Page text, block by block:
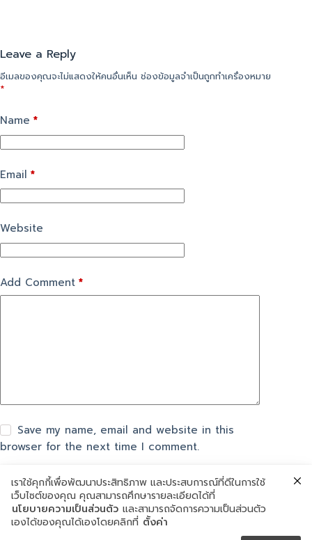
Leave a Reply
อีเมลของคุณจะไม่แสดงให้คนอื่นเห็น ช่องข้อมูลจำเป็นถูกทำเครื่องหมาย
*
Name *
Email *
Website
Add Comment *
Save my name, email and website in this
browser for the next time I comment.
แสดงความเห็น
เราใช้คุกกี้เพื่อพัฒนาประสิทธิภาพ และประสบการณ์ที่ดีในการใช้
เว็บไซต์ของคุณ คุณสามารถศึกษารายละเอียดได้ที่
นโยบายความเป็นส่วนตัว และสามารถจัดการความเป็นส่วนตัว
เองได้ของคุณได้เองโดยคลิกที่ ตั้งค่า